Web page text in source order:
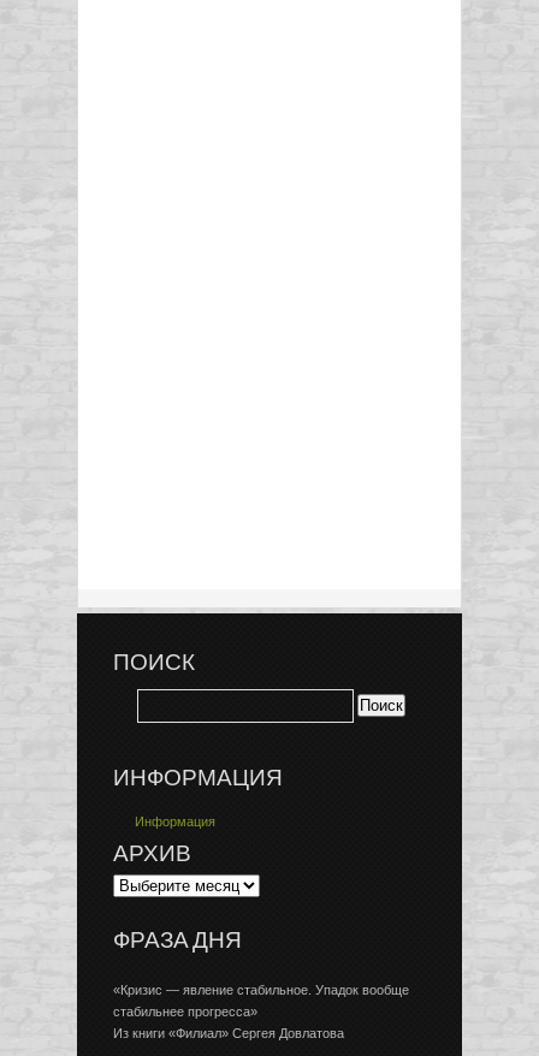
ПОИСК
ИНФОРМАЦИЯ
Информация
АРХИВ
ФРАЗА ДНЯ
«Кризис — явление стабильное. Упадок вообще
стабильнее прогресса»
Из книги «Филиал» Сергея Довлатова